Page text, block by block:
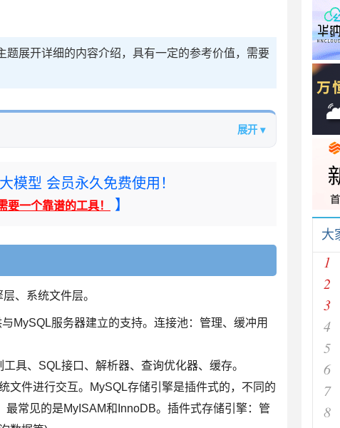
展开详细的内容介绍，具有一定的参考价值，需要
展开 ▾
模型 会员永久免费使用！
一个靠谱的工具！ 】
、系统文件层。
与MySQL服务器建立的支持。连接池：管理、缓冲用
具、SQL接口、解析器、查询优化器、缓存。
文件进行交互。MySQL存储引擎是插件式的，不同的
常见的是MyISAM和InnoDB。插件式存储引擎：管
大
1
2
3
4
5
6
7
8